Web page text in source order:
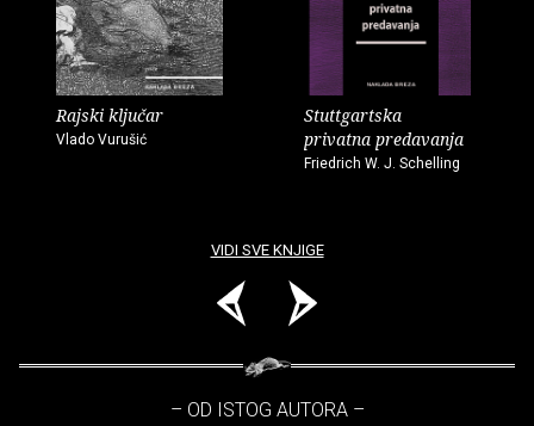
Rajski ključar
Vlado Vurušić
Stuttgartska
privatna predavanja
Friedrich W. J. Schelling
VIDI SVE KNJIGE
– OD ISTOG AUTORA –